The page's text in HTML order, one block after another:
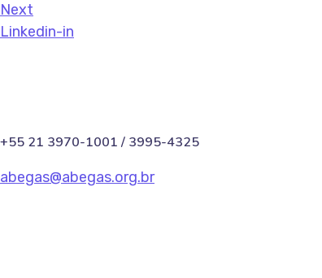
Next
Linkedin-in
+55 21 3970-1001 / 3995-4325
abegas@abegas.org.br